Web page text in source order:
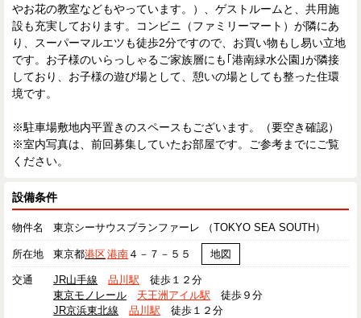
やお花の教室などもやっています。）、ゲストルームと、共用施
設も充実しております。コンビニ（ファミリーマート）が隣にあ
り、スーパーマルエツも徒歩2分ですので、お買い物もし易い立地
です。お子様のいらっしゃるご家族層にも｢港南緑水公園｣が隣接
しており、お子様の遊び場として、憩いの場としても整った住環
境です。
※駐車場敷地内平置きのスペースもございます。（要空き確認）
※室内写真は、前回募集していたお部屋です。ご参考までにご覧
ください。
設備条件
物件名 東京シーサウスブランファーレ （TOKYO SEA SOUTH）
所在地 東京都港区港南 ４－７－５５ 地図
交通 JR山手線 品川駅 徒歩１２分
東京モノレール
天王洲アイル駅 徒歩９分
JR京浜東北線
品川駅 徒歩１２分